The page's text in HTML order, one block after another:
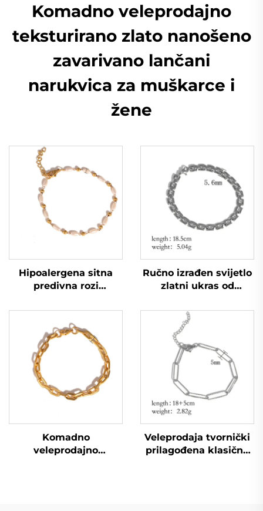
Komadno veleprodajno
teksturirano zlato nanošeno
zavarivano lančani
narukvica za muškarce i
žene
Hipoalergena sitna
predivna rozi
riže, lanac za kćer
Ručno izrađen svijetlo
zlatni ukras od
biljkama
Komadno
veleprodajno
Veleprodaja tvornički
prilagođena klasična